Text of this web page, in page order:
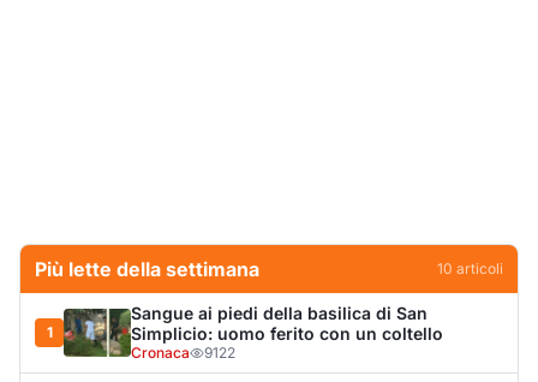
Più lette della settimana 10 articoli
1
Sangue ai piedi della basilica di San
Simplicio: uomo ferito con un coltello
Cronaca 9122